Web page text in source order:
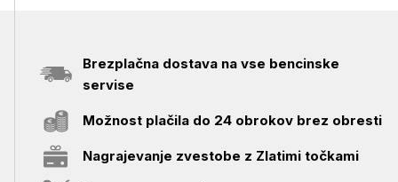
Brezplačna dostava na vse bencinske
servise
Možnost plačila do 24 obrokov brez obresti
Nagrajevanje zvestobe z Zlatimi točkami